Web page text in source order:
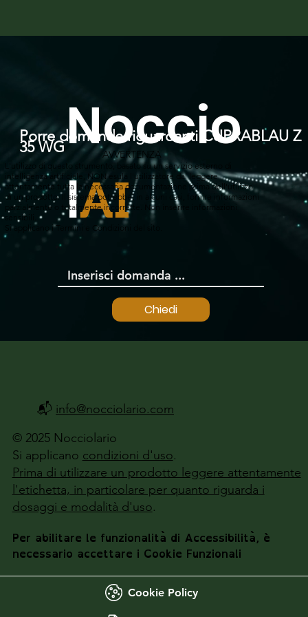
Chiedi
Noccio
lAI
Porre domande riguardanti CUPRABLAU Z
35 WG AVVERTENZA
L'utilizzo di questo strumento, basato su un servizio esterno di
intelligenza artificiale, NON esula l'utilizzatore dal leggere
attentamente tutta la necessaria documentazione prima dell'utilizzo
di un prodotto. Il sistema potrebbe, in alcuni casi, fornire informazioni
parzialmente o totalmente incorrette. Non inserire informazioni
sensibili.
Si applicano i Termini e Condizioni del sito.
© 2025 Nocciolario
Si applicano condizioni d'uso.
Prima di utilizzare un prodotto leggere attentamente
l'etichetta, in particolare per quanto riguarda i
dosaggi e modalità d'uso.
Per abilitare le funzionalità di Accessibilità, è
necessario accettare i Cookie Funzionali
Cookie Policy
📬 info@nocciolario.com